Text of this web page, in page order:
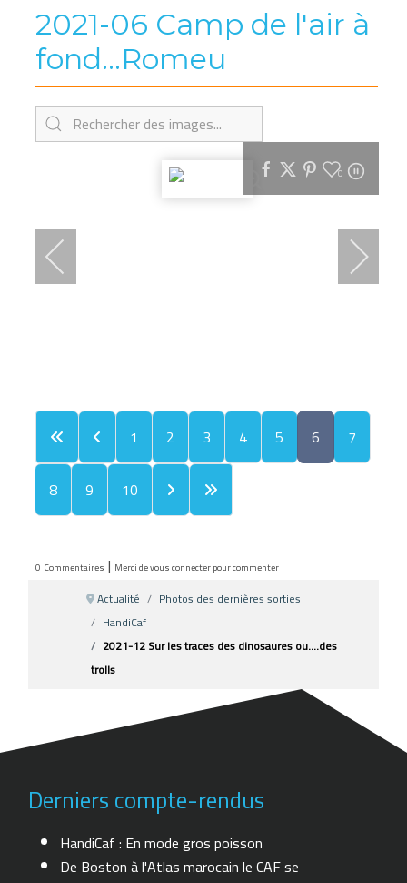
2021-06 Camp de l'air à
fond...Romeu
0
1 2 3 4 5 6
7
8
9 10
0 Commentaires | Merci de vous connecter pour commenter
Actualité
Photos des dernières sorties
HandiCaf
2021-12 Sur les traces des dinosaures ou….des
trolls
Derniers compte-rendus
HandiCaf : En mode gros poisson
De Boston à l'Atlas marocain le CAF se